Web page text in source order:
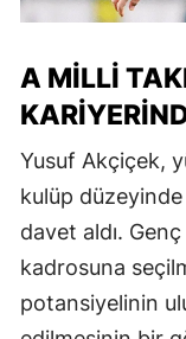
A MILLI
Yusuf Akçiçek,
kulüp
davet aldı.
kadrosuna
potansiyelinin